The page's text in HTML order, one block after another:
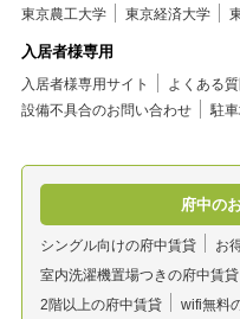
東京農工大学 東京経済大学
入居者様専用
入居者様専用サイト よくある
設備不具合のお問い合わせ
駐
府中の
シングル向けの府中賃貸
お
室内洗濯機置場つきの府中賃貸
2階以上の府中賃貸
wifi無料